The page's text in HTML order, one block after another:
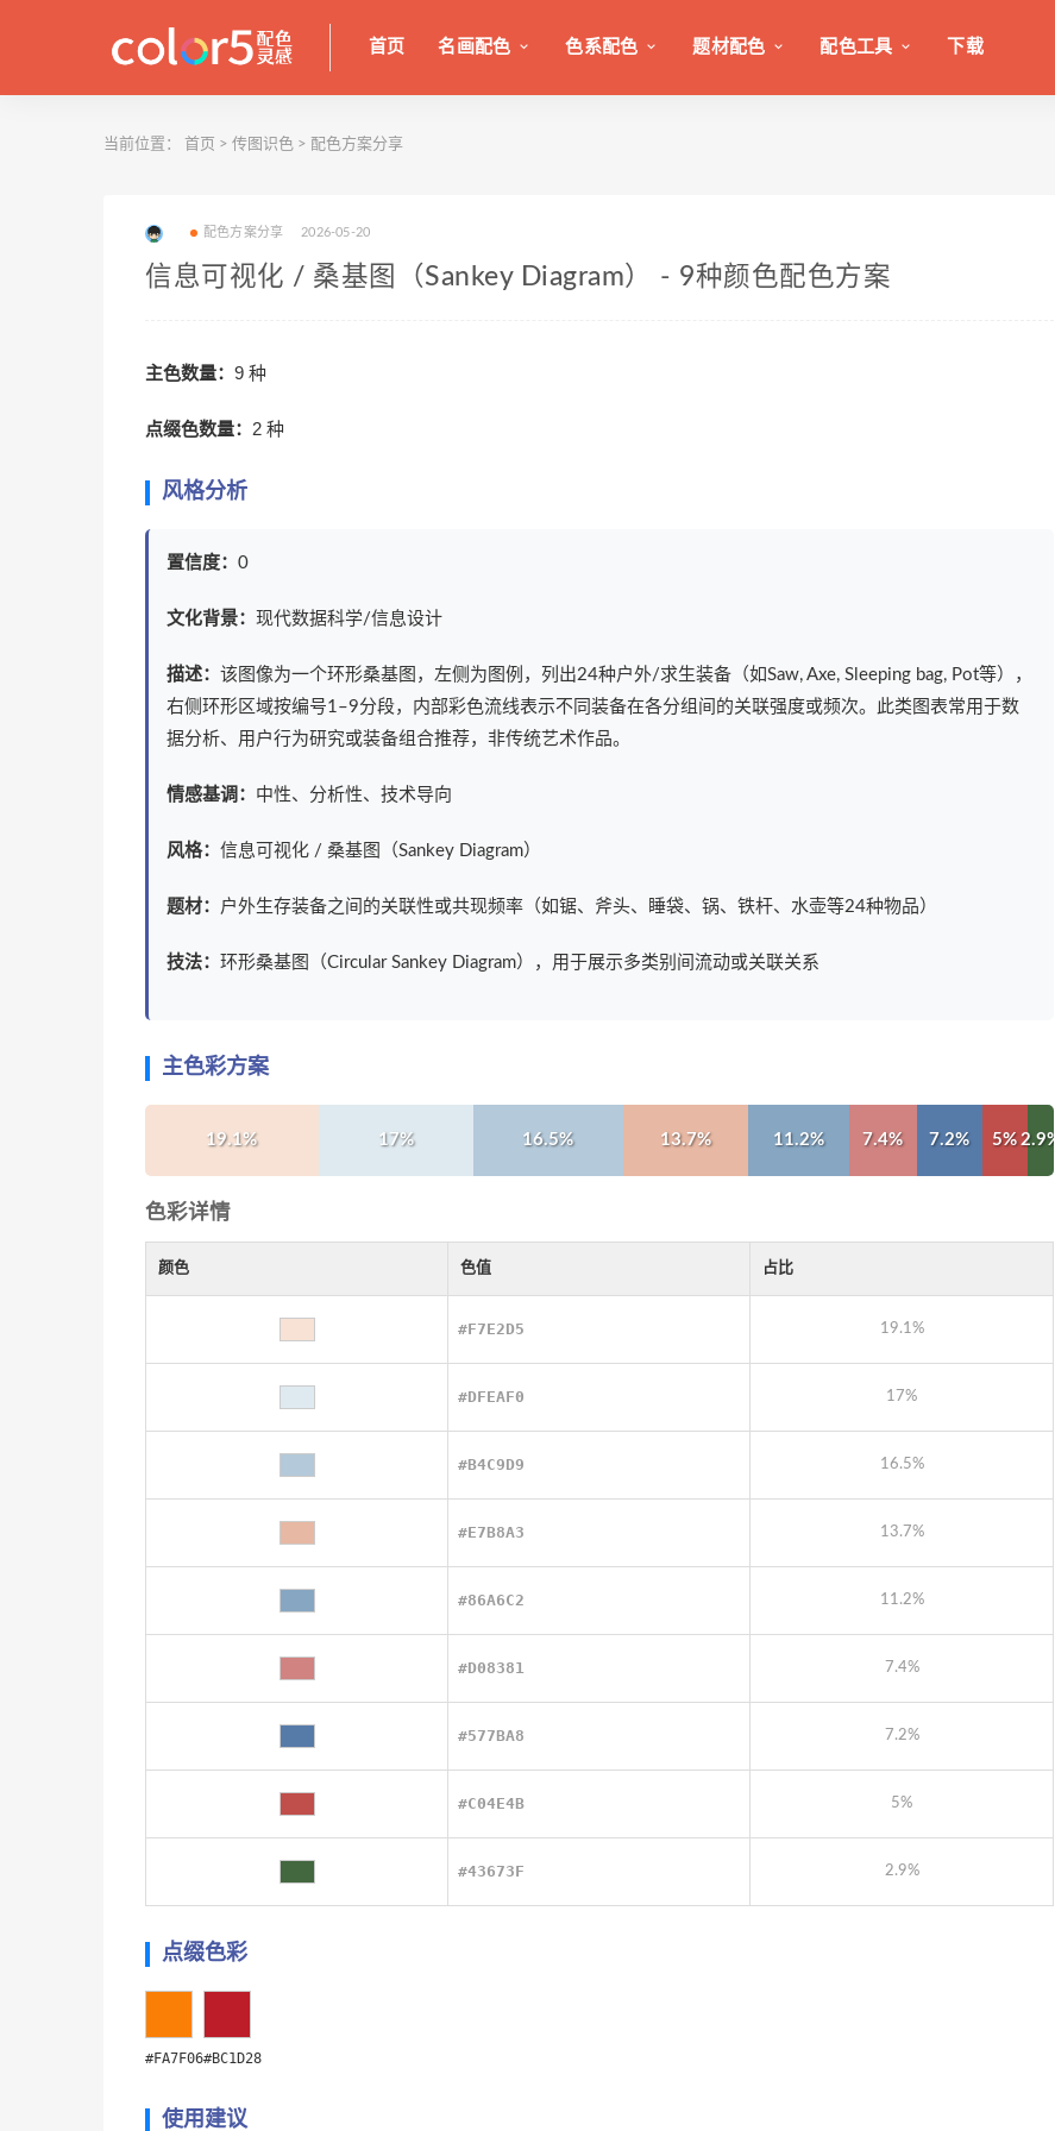
首页 名画配色 色系配色 题材配色 配色工具 下载
当前位置： 首页 > 传图识色 > 配色方案分享
配色方案分享 2026-05-20
信息可视化 / 桑基图（Sankey Diagram） - 9种颜色配色方案
主色数量： 9 种
点缀色数量： 2 种
风格分析
置信度： 0
文化背景： 现代数据科学/信息设计
描述： 该图像为一个环形桑基图，左侧为图例，列出24种户外/求生装备（如Saw, Axe, Sleeping bag, Pot等），
右侧环形区域按编号1–9分段，内部彩色流线表示不同装备在各分组间的关联强度或频次。此类图表常用于数
据分析、用户行为研究或装备组合推荐，非传统艺术作品。
情感基调： 中性、分析性、技术导向
风格： 信息可视化 / 桑基图（Sankey Diagram）
题材： 户外生存装备之间的关联性或共现频率（如锯、斧头、睡袋、锅、铁杆、水壶等24种物品）
技法： 环形桑基图（Circular Sankey Diagram），用于展示多类别间流动或关联关系
主色彩方案
19.1% 17% 16.5% 13.7% 11.2% 7.4% 7.2% 5%2.9%
色彩详情
颜色 色值 占比
#F7E2D5 19.1%
#DFEAF0 17%
#B4C9D9 16.5%
#E7B8A3 13.7%
#86A6C2 11.2%
#D08381 7.4%
#577BA8 7.2%
#C04E4B 5%
#43673F 2.9%
点缀色彩
#FA7F06#BC1D28
使用建议